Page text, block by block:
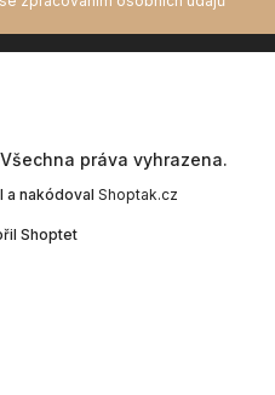
Shoptet
práva vyhrazena.
a nakódoval Shoptak.cz